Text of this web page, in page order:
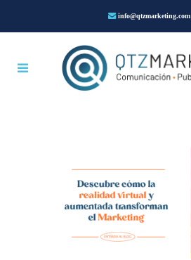
info@qtzmarketing.com